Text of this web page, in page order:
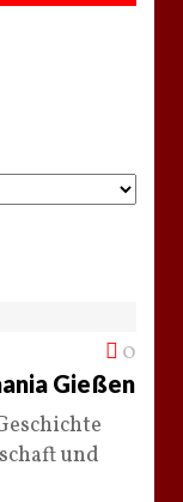
0
Gießen
und